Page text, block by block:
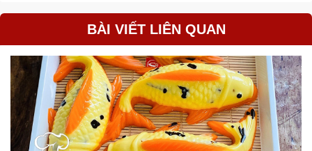
BÀI VIẾT LIÊN QUAN